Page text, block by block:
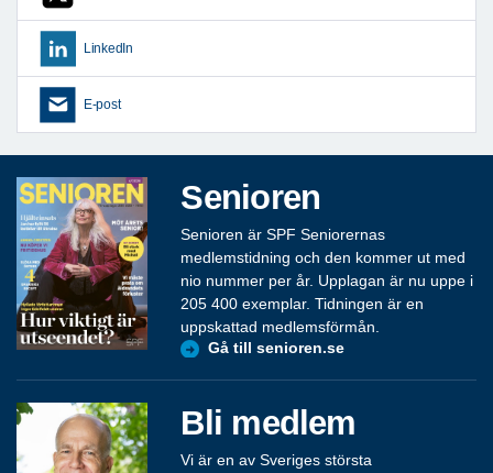
LinkedIn
E-post
Senioren
Senioren är SPF Seniorernas
medlemstidning och den kommer ut med
nio nummer per år. Upplagan är nu uppe i
205 400 exemplar. Tidningen är en
uppskattad medlemsförmån.
Gå till senioren.se
Bli medlem
Vi är en av Sveriges största